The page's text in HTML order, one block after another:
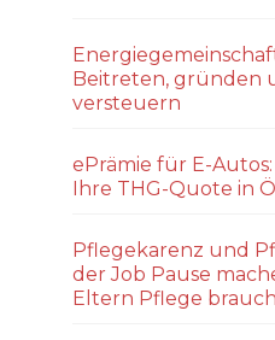
Beitreten, gründen
versteuern
ePrämie für E-
Ihre THG-Quote in
Pflegekarenz und
der Job Pause
Eltern Pflege